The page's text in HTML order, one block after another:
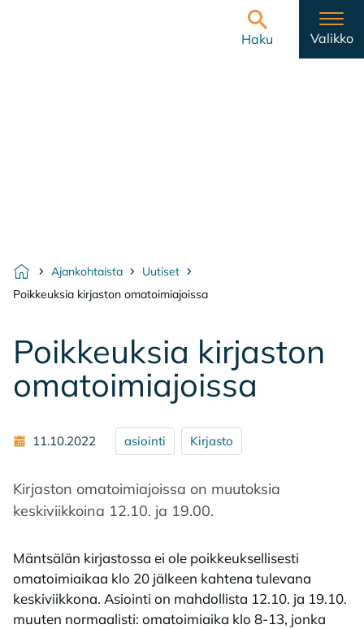
Haku
Valikko
Etusivu
Ajankohtaista
Uutiset
Poikkeuksia kirjaston omatoimiajoissa
Poik­keuk­sia kir­jas­ton
oma­toi­mia­jois­sa
11.10.2022 asiointi Kirjasto
Kirjaston omatoimiajoissa on muutoksia
keskiviikkoina 12.10. ja 19.00.
Mäntsälän kirjastossa ei ole poikkeuksellisesti
omatoimiaikaa klo 20 jälkeen kahtena tulevana
keskiviikkona. Asiointi on mahdollista 12.10. ja 19.10.
muuten normaalisti: omatoimiaika klo 8-13, jonka